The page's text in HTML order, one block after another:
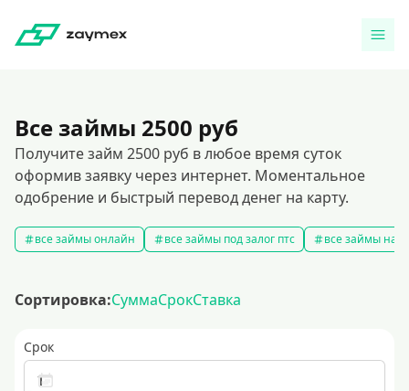
Все займы 2500 руб
Получите займ 2500 руб в любое время суток
оформив заявку через интернет. Моментальное
одобрение и быстрый перевод денег на карту.
все займы онлайн все займы под залог птс все займы на
Сортировка:СуммаСрокСтавка
Срок